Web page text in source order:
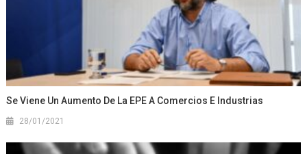
Se Viene Un Aumento De La EPE A Comercios E Industrias
28/01/2021